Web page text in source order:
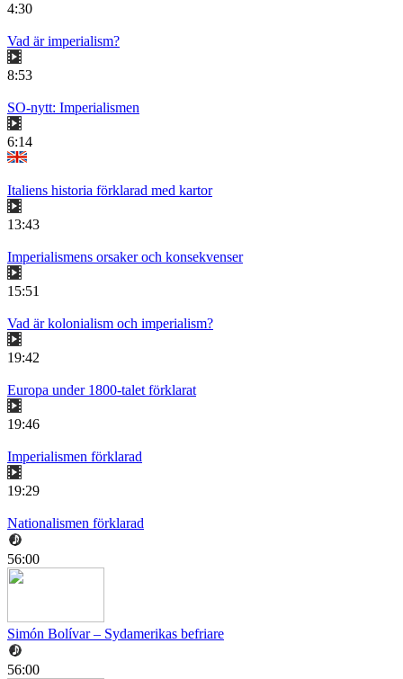
4:30
Vad är imperialism?
8:53
SO-nytt: Imperialismen
6:14
Italiens historia förklarad med kartor
13:43
Imperialismens orsaker och konsekvenser
15:51
Vad är kolonialism och imperialism?
19:42
Europa under 1800-talet förklarat
19:46
Imperialismen förklarad
19:29
Nationalismen förklarad
56:00
Simón Bolívar – Sydamerikas befriare
56:00